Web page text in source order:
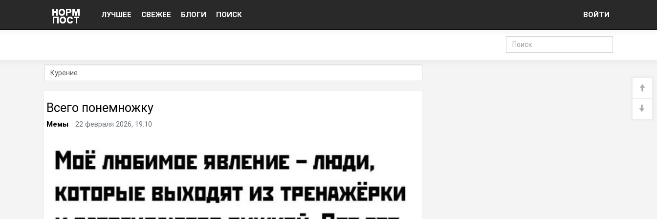
ЛУЧШЕЕ СВЕЖЕЕ БЛОГИ ПОИСК ВОЙТИ
Всего понемножку
Мемы 22 февраля 2026, 19:10